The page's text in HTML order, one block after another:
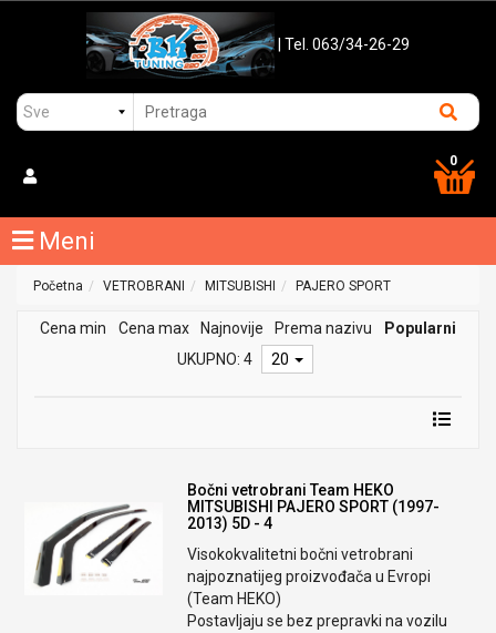
| Tel. 063/34-26-29
0
Meni
Početna VETROBRANI MITSUBISHI PAJERO SPORT
Cena min Cena max Najnovije Prema nazivu
Popularni
UKUPNO: 4
20
Bočni vetrobrani Team HEKO
MITSUBISHI PAJERO SPORT (1997-
2013) 5D - 4
Visokokvalitetni bočni vetrobrani
najpoznatijeg proizvođača u Evropi
(Team HEKO)
Postavljaju se bez prepravki na vozilu